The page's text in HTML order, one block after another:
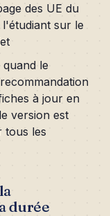
des UE du
sur le
le
à jour en
version est
tous les
durée